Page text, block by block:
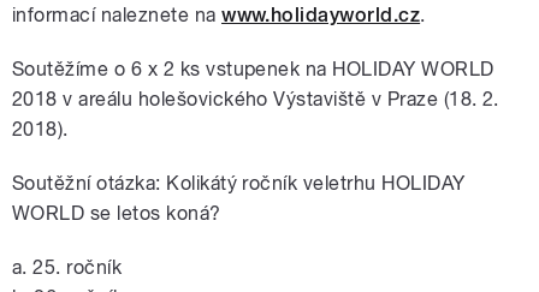
informací naleznete nawww.holidayworld.cz.
Soutěžíme o 6 x 2 ks vstupenek na HOLIDAY WORLD
2018 v areálu holešovického Výstaviště v Praze (18. 2.
2018).
Soutěžní otázka: Kolikátý ročník veletrhu HOLIDAY
WORLD se letos koná?
a. 25. ročník